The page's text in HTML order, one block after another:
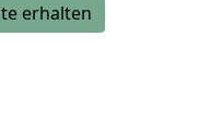
erhalten